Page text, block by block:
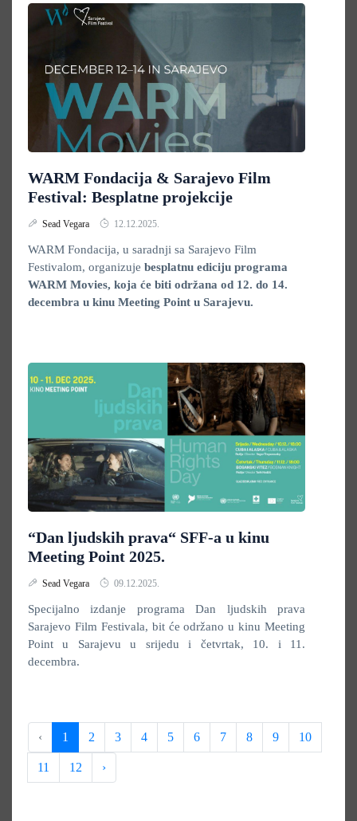
WARM Fondacija & Sarajevo Film
Festival: Besplatne projekcije
Sead Vegara 12.12.2025.
WARM Fondacija, u saradnji sa Sarajevo Film
Festivalom, organizuje besplatnu ediciju programa
WARM Movies, koja će biti održana od 12. do 14.
decembra u kinu Meeting Point u Sarajevu.
“Dan ljudskih prava“ SFF-a u kinu
Meeting Point 2025.
Sead Vegara 09.12.2025.
Specijalno izdanje programa Dan ljudskih prava
Sarajevo Film Festivala, bit će održano u kinu Meeting
Point u Sarajevu u srijedu i četvrtak, 10. i 11.
decembra.
‹ 1 2 3 4 5 6 7 8 9 10
11 12 ›